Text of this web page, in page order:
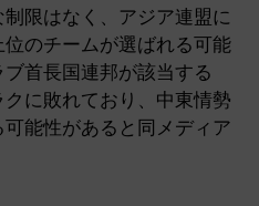
限はなく、アジア連盟に
のチームが選ばれる可能
首長国連邦が該当する
に敗れており、中東情勢
能性があると同メディア